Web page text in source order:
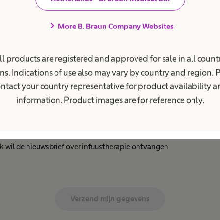
chevron_right More B. Braun Company Websites
products are registered and approved for sale in all
Indications of use also may vary by country and region.
your country representative for product availability
information. Product images are for reference only.
*
akkoord met de informatie onderaan deze pagina over mijn
wil de nieuwsbrief over infuustherapie ontvangen
Verzend mijn gegevens